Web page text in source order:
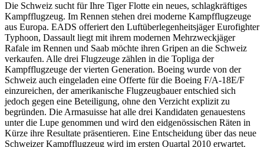
Die Schweiz sucht für Ihre Tiger Flotte ein neues, schlagkräftiges
Kampfflugzeug. Im Rennen stehen drei moderne Kampfflugzeuge
aus Europa. EADS offeriert den Luftüberlegenheitsjäger Eurofighter
Typhoon, Dassault liegt mit ihrem modernen Mehrzweckjäger
Rafale im Rennen und Saab möchte ihren Gripen an die Schweiz
verkaufen. Alle drei Flugzeuge zählen in die Topliga der
Kampfflugzeuge der vierten Generation. Boeing wurde von der
Schweiz auch eingeladen eine Offerte für die Boeing F/A-18E/F
einzureichen, der amerikanische Flugzeugbauer entschied sich
jedoch gegen eine Beteiligung, ohne den Verzicht explizit zu
begründen. Die Armasuisse hat alle drei Kandidaten genauestens
unter die Lupe genommen und wird den eidgenössischen Räten in
Kürze ihre Resultate präsentieren. Eine Entscheidung über das neue
Schweizer Kampfflugzeug wird im ersten Quartal 2010 erwartet.